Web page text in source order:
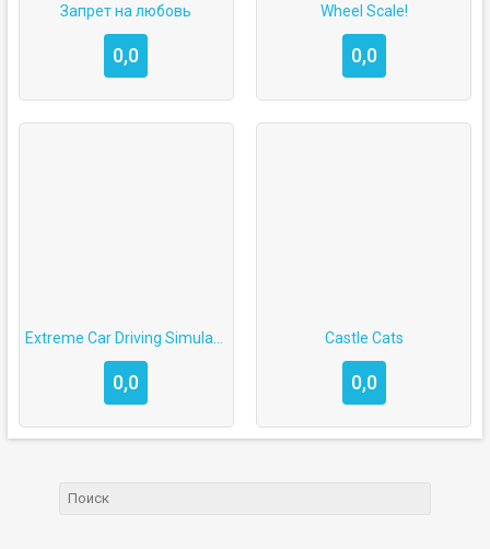
Запрет на любовь
0,0
Wheel Scale!
0,0
0,0
Castle Cats
0,0